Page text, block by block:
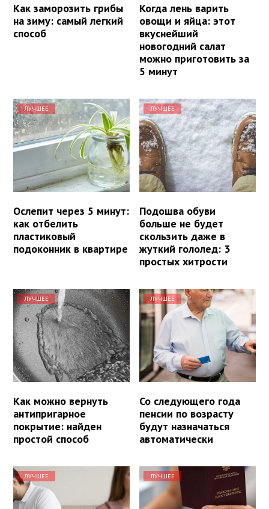
Как заморозить грибы
на зиму: самый легкий
способ
Когда лень варить
овощи и яйца: этот
вкуснейший
новогодний салат
можно приготовить за
5 минут
ЛУЧШЕЕ
Ослепит через 5 минут:
как отбелить
пластиковый
подоконник в квартире
ЛУЧШЕЕ
Подошва обуви
больше не будет
скользить даже в
жуткий гололед: 3
простых хитрости
ЛУЧШЕЕ
Как можно вернуть
антипригарное
покрытие: найден
простой способ
ЛУЧШЕЕ
Со следующего года
пенсии по возрасту
будут назначаться
автоматически
ЛУЧШЕЕ ЛУЧШЕЕ